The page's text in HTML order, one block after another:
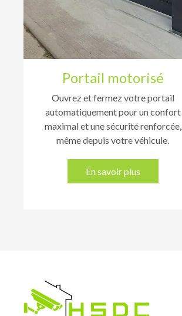
Portail motorisé
Ouvrez et fermez votre portail
automatiquement pour un confort
maximal et une sécurité renforcée,
même depuis votre véhicule.
En savoir plus